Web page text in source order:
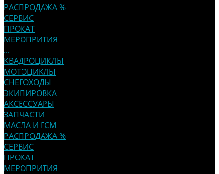
РАСПРОДАЖА %
СЕРВИС
ПРОКАТ
МЕРОПРИТИЯ
...
КВАДРОЦИКЛЫ
МОТОЦИКЛЫ
СНЕГОХОДЫ
ЭКИПИРОВКА
АКСЕССУАРЫ
ЗАПЧАСТИ
МАСЛА И ГСМ
РАСПРОДАЖА %
СЕРВИС
ПРОКАТ
МЕРОПРИТИЯ